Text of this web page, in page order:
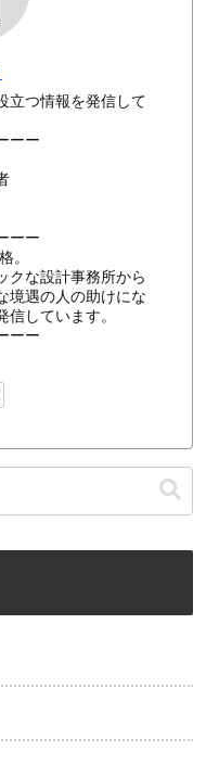
立つ情報を発信して
ーー
ーー
。
クな設計事務所から
境遇の人の助けにな
信しています。
ーー